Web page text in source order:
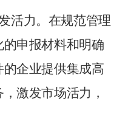
活力。 在规范管理
申报材料和明确
企业提供集成高
激发市场活力，